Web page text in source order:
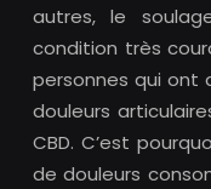
autres, le
condition très
personnes qui ont
douleurs
CBD. C’est
de douleurs